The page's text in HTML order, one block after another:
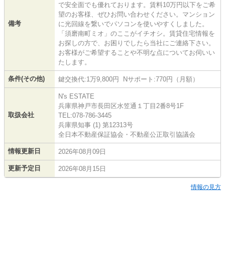
備考
で安全面でも優れております。賃料10万円以下をご希
望のお客様、ぜひお問い合わせください。マンション
に光回線を繋いでパソコンを使いやすくしました。
「須磨南町ミオ」のここがイチオシ。賃貸住宅情報を
お探しの方で、お困りでしたら当社にご連絡下さい。
お客様がご希望することや不明な点についてお伺いい
たします。
条件(その他) 鍵交換代:1万9,800円 Nサポート:770円（月額）
取扱会社
N's ESTATE
兵庫県神戸市長田区水笠通１丁目2番8号1F
TEL:078-786-3445
兵庫県知事 (1) 第12313号
全日本不動産保証協会・不動産公正取引協議会
情報更新日 2026年08月09日
更新予定日 2026年08月15日
情報の見方